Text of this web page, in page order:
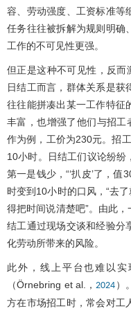
容、劳动强度、工资标准等
任务往往被拆解为规则明确
工作的不可见性更强。
但正是这种不可见性，反而
日结工而言，群体关系是获
往往能拼凑出某一工作特征
丰富，也增强了他们与招工
作为例，工价为230元。招
10小时。日结工们议论纷纷
第一是钱少，“‘扒皮’了，
时变到10小时的口风，“去
得把时间说清楚吧”。由此
结工通过现场交谈和经验分
化劳动所带来的风险。
此外，线上平台也难以
（Örnebring et al.， 2024 ）
方在市场招工时，常会对工